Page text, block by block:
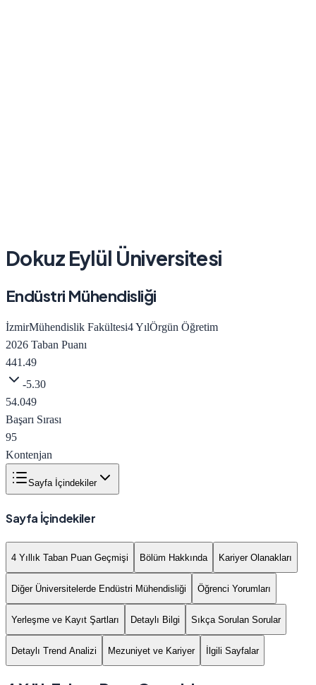
Dokuz Eylül Üniversitesi
Endüstri Mühendisliği
İzmirMühendislik Fakültesi4YılÖrgün Öğretim
2026 Taban Puanı
441.49
-5.30
54.049
Başarı Sırası
95
Kontenjan
Sayfa İçindekiler
Sayfa İçindekiler
4 Yıllık Taban Puan Geçmişi Bölüm Hakkında Kariyer Olanakları
Diğer Üniversitelerde Endüstri Mühendisliği Öğrenci Yorumları
Yerleşme ve Kayıt Şartları Detaylı Bilgi Sıkça Sorulan Sorular
Detaylı Trend Analizi Mezuniyet ve Kariyer İlgili Sayfalar